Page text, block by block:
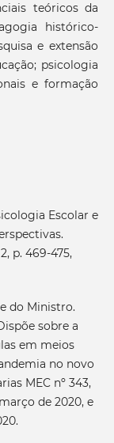
teóricos da
histórico-
e extensão
psicologia
e formação
Escolar e
p. 469-475,
do Ministro.
sobre a
em meios
no novo
MEC nº 343,
de 2020, e